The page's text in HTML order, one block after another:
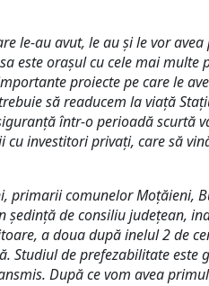
le-au avut, le au și le vor avea
este orașul cu cele mai multe
proiecte pe care le
să readucem la viață
într-o perioadă scurtă
investitori privați, care să
primarii comunelor Moțăieni,
ședință de consiliu județean,
a doua după inelul 2 de
Studiul de prefezabilitate este
După ce vom avea